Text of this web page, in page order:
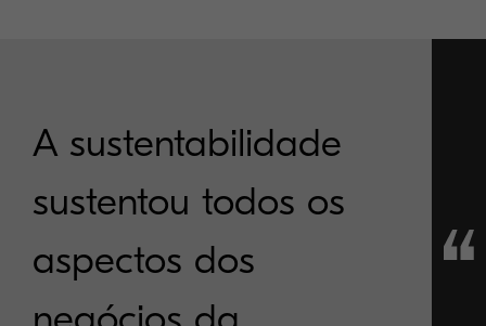
A sustentabilidade
sustentou todos os
aspectos dos